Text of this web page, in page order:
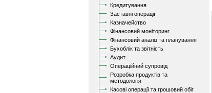
Кредитування
Заставні операції
Казначейство
Фінансовий моніторинг
Фінансовий аналіз та планування
Бухоблік та звітність
Аудит
Операційний супровід
Розробка продуктів та
методологія
Касові операції та грошовий обіг